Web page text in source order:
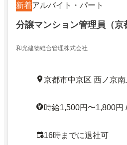
新着アルバイト・パート
分譲マンション管理員（京
和光建物総合管理株式会社
京都市中京区 西ノ京
時給1,500円〜1,800円
16時までに退社可